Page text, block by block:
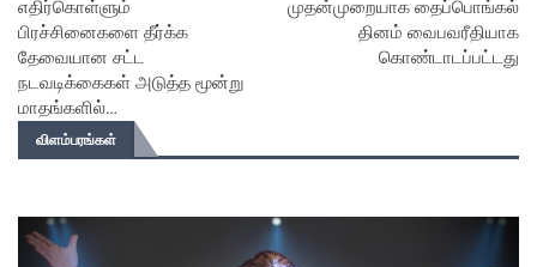
எதிர்கொள்ளும்
பிரச்சினைகளை தீர்க்க
தேவையான சட்ட
நடவடிக்கைகள் அடுத்த மூன்று
மாதங்களில்…
முதன்முறையாக தைப்பொங்கல்
தினம் வைபவரீதியாக
கொண்டாடப்பட்டது
விளம்பரங்கள்